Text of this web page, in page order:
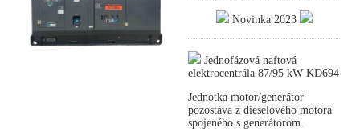
Novinka 2023
Jednofázová naftová
elektrocentrála 87/95 kW KD694
Jednotka motor/generátor
pozostáva z dieselového motora
spojeného s generátorom.